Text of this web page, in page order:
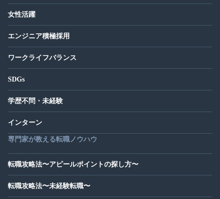
女性活躍
エンジニア積極採用
ワークライフバランス
SDGs
学歴不問・未経験
インターン
専門家が教える転職ノウハウ
転職攻略法〜アピールポイントの探し方〜
転職攻略法〜未経験転職〜